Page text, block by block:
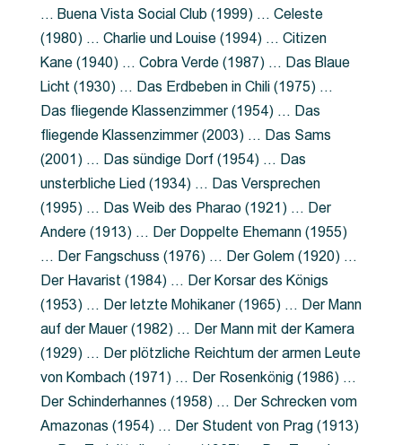
… Buena Vista Social Club (1999) … Celeste
(1980) … Charlie und Louise (1994) … Citizen
Kane (1940) … Cobra Verde (1987) … Das Blaue
Licht (1930) … Das Erdbeben in Chili (1975) …
Das fliegende Klassenzimmer (1954) … Das
fliegende Klassenzimmer (2003) … Das Sams
(2001) … Das sündige Dorf (1954) … Das
unsterbliche Lied (1934) … Das Versprechen
(1995) … Das Weib des Pharao (1921) … Der
Andere (1913) … Der Doppelte Ehemann (1955)
… Der Fangschuss (1976) … Der Golem (1920) …
Der Havarist (1984) … Der Korsar des Königs
(1953) … Der letzte Mohikaner (1965) … Der Mann
auf der Mauer (1982) … Der Mann mit der Kamera
(1929) … Der plötzliche Reichtum der armen Leute
von Kombach (1971) … Der Rosenkönig (1986) …
Der Schinderhannes (1958) … Der Schrecken vom
Amazonas (1954) … Der Student von Prag (1913)